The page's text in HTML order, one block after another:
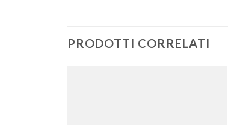
PRODOTTI CORRELATI